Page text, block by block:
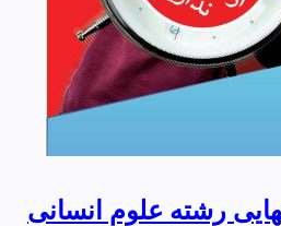
رشته علوم انسانی